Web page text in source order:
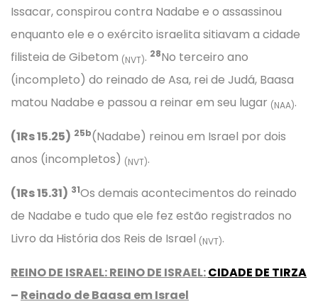
Issacar, conspirou contra Nadabe e o assassinou
enquanto ele e o exército israelita sitiavam a cidade
filisteia de Gibetom (NVT). 28No terceiro ano
(incompleto) do reinado de Asa, rei de Judá, Baasa
matou Nadabe e passou a reinar em seu lugar (NAA).
(1Rs 15.25) 25b(Nadabe) reinou em Israel por dois
anos (incompletos) (NVT).
(1Rs 15.31) 31Os demais acontecimentos do reinado
de Nadabe e tudo que ele fez estão registrados no
Livro da História dos Reis de Israel (NVT).
REINO DE ISRAEL: REINO DE ISRAEL:CIDADE DE TIRZA
– Reinado de Baasa em Israel